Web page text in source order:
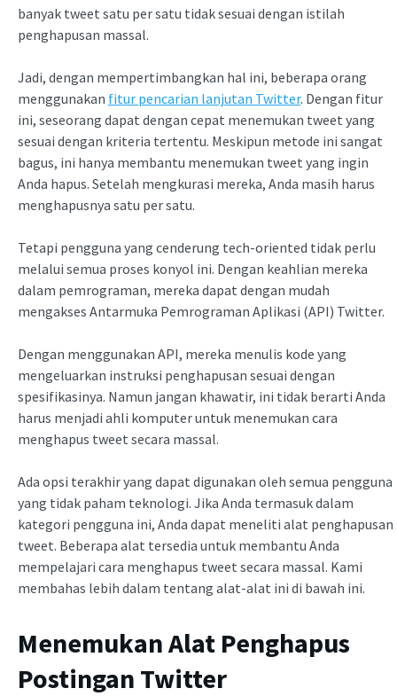
banyak tweet satu per satu tidak sesuai dengan istilah
penghapusan massal.
Jadi, dengan mempertimbangkan hal ini, beberapa orang
menggunakan fitur pencarian lanjutan Twitter. Dengan fitur
ini, seseorang dapat dengan cepat menemukan tweet yang
sesuai dengan kriteria tertentu. Meskipun metode ini sangat
bagus, ini hanya membantu menemukan tweet yang ingin
Anda hapus. Setelah mengkurasi mereka, Anda masih harus
menghapusnya satu per satu.
Tetapi pengguna yang cenderung tech-oriented tidak perlu
melalui semua proses konyol ini. Dengan keahlian mereka
dalam pemrograman, mereka dapat dengan mudah
mengakses Antarmuka Pemrograman Aplikasi (API) Twitter.
Dengan menggunakan API, mereka menulis kode yang
mengeluarkan instruksi penghapusan sesuai dengan
spesifikasinya. Namun jangan khawatir, ini tidak berarti Anda
harus menjadi ahli komputer untuk menemukan cara
menghapus tweet secara massal.
Ada opsi terakhir yang dapat digunakan oleh semua pengguna
yang tidak paham teknologi. Jika Anda termasuk dalam
kategori pengguna ini, Anda dapat meneliti alat penghapusan
tweet. Beberapa alat tersedia untuk membantu Anda
mempelajari cara menghapus tweet secara massal. Kami
membahas lebih dalam tentang alat-alat ini di bawah ini.
Menemukan Alat Penghapus
Postingan Twitter